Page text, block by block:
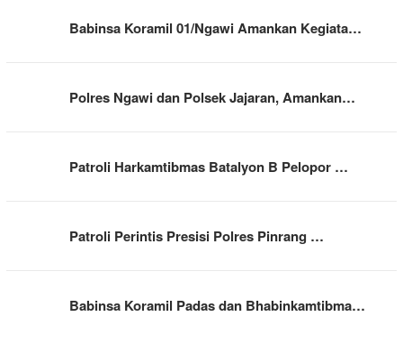
Babinsa Koramil 01/Ngawi Amankan Kegiata…
Polres Ngawi dan Polsek Jajaran, Amankan…
Patroli Harkamtibmas Batalyon B Pelopor …
Patroli Perintis Presisi Polres Pinrang …
Babinsa Koramil Padas dan Bhabinkamtibma…